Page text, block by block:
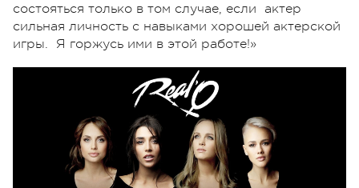
состояться только в том случае, если актер
сильная личность с навыками хорошей актерской
игры. Я горжусь ими в этой работе!»